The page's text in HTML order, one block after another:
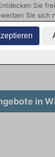
Sie
Sie sich
bei
in